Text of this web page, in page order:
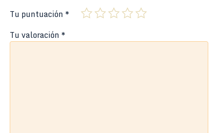
Tu puntuación *
Tu valoración *